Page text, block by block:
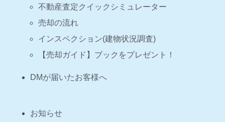
不動産査定クイックシミュレーター
売却の流れ
インスペクション(建物状況調査)
【売却ガイド】ブックをプレゼント！
DMが届いたお客様へ
お知らせ